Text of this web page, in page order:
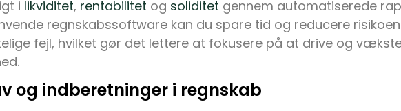
i likviditet, rentabilitet og soliditet gennem automatiserede
regnskabssoftware kan du spare tid og reducere
fejl, hvilket gør det lettere at fokusere på at drive og
og indberetninger i regnskab